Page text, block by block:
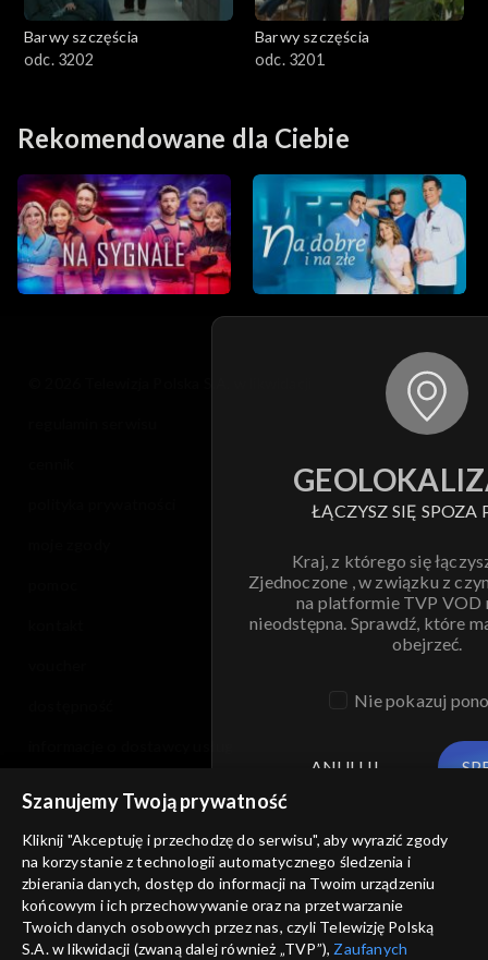
Barwy szczęścia
odc. 3202
Barwy szczęścia
odc. 3201
Rekomendowane dla Ciebie
ŁĄCZYSZ SIĘ SPOZA
Kraj, z którego się
Zjednoczone , w związku z
na platformie TVP VOD
nieodstępna. Sprawdź, które
obejrzeć.
Nie pokazuj
ANULUJ
Szanujemy Twoją prywatność
Kliknij "Akceptuję i przechodzę do serwisu", aby wyrazić zgody
na korzystanie z technologii automatycznego śledzenia i
zbierania danych, dostęp do informacji na Twoim urządzeniu
końcowym i ich przechowywanie oraz na przetwarzanie
Twoich danych osobowych przez nas, czyli Telewizję Polską
S.A. w likwidacji (zwaną dalej również „TVP”), Zaufanych